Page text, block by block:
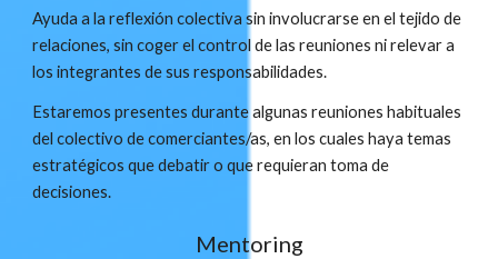
Ayuda a la reflexión colectiva sin involucrarse en el tejido de
relaciones, sin coger el control de las reuniones ni relevar a
los integrantes de sus responsabilidades.
Estaremos presentes durante algunas reuniones habituales
del colectivo de comerciantes/as, en los cuales haya temas
estratégicos que debatir o que requieran toma de
decisiones.
Mentoring